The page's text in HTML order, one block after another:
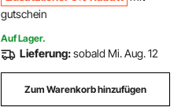
gutschein
Auf Lager.
Lieferung:sobald Mi. Aug. 12
Zum Warenkorb hinzufügen